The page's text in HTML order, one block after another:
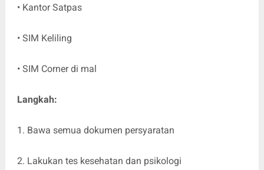
• Kantor Satpas
• SIM Keliling
• SIM Corner di mal
Langkah:
1. Bawa semua dokumen persyaratan
2. Lakukan tes kesehatan dan psikologi